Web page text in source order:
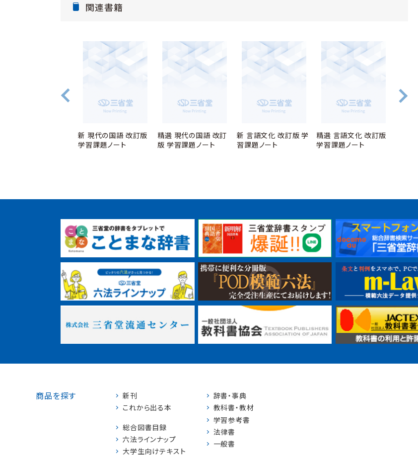
関連書籍
新 現代の国語 改訂版
学習課題ノート
精選 現代の国語 改訂
版 学習課題ノート
新 言語文化 改訂版 学
習課題ノート
精選 言語文化 改訂版
学習課題ノート
商品を探す
新刊
これから出る本
総合図書目録
六法ラインナップ
大学生向けテキスト
辞書・事典
教科書・教材
学習参考書
法律書
一般書